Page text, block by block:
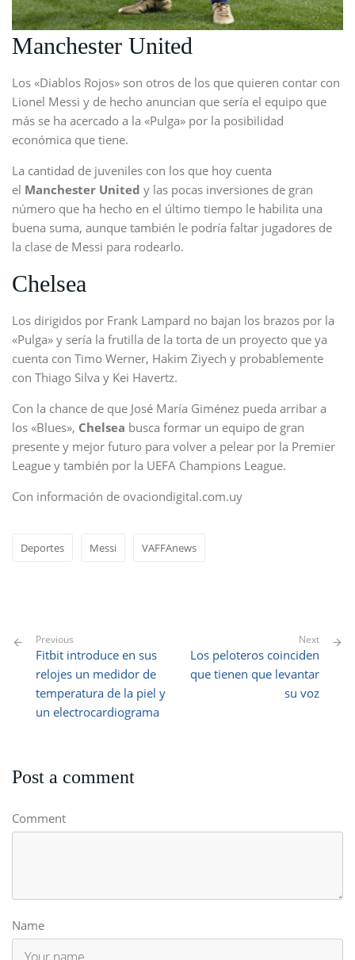
Manchester United
Los «Diablos Rojos» son otros de los que quieren contar con
Lionel Messi y de hecho anuncian que sería el equipo que
más se ha acercado a la «Pulga» por la posibilidad
económica que tiene.
La cantidad de juveniles con los que hoy cuenta
el Manchester United y las pocas inversiones de gran
número que ha hecho en el último tiempo le habilita una
buena suma, aunque también le podría faltar jugadores de
la clase de Messi para rodearlo.
Chelsea
Los dirigidos por Frank Lampard no bajan los brazos por la
«Pulga» y sería la frutilla de la torta de un proyecto que ya
cuenta con Timo Werner, Hakim Ziyech y probablemente
con Thiago Silva y Kei Havertz.
Con la chance de que José María Giménez pueda arribar a
los «Blues», Chelsea busca formar un equipo de gran
presente y mejor futuro para volver a pelear por la Premier
League y también por la UEFA Champions League.
Con información de ovaciondigital.com.uy
Deportes Messi VAFFAnews
Previous
Fitbit introduce en sus
relojes un medidor de
temperatura de la piel y
un electrocardiograma
Next
Los peloteros coinciden
que tienen que levantar
su voz
Post a comment
Comment
Name